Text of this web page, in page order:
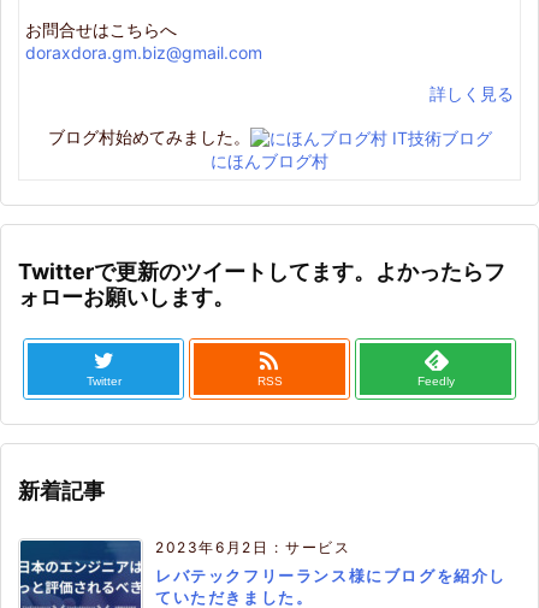
お問合せはこちらへ
doraxdora.gm.biz@gmail.com
詳しく見る
ブログ村始めてみました。
にほんブログ村
Twitterで更新のツイートしてます。よかったらフ
ォローお願いします。
Twitter

RSS Feedly
新着記事
2023年6月2日 :サービス
レバテックフリーランス様にブログを紹介し
ていただきました。